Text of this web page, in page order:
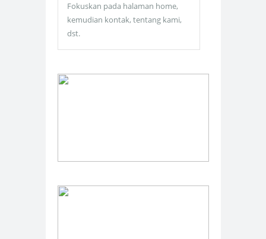
Fokuskan pada halaman home,
kemudian kontak, tentang kami,
dst.